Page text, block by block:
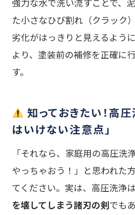
強力な水で洗い流すことで、
た小さなひび割れ（クラック
劣化がはっきりと見えるよう
より、塗装前の補修を正確に
す。
知っておきたい！高圧
はいけない注意点」
「それなら、家庭用の高圧洗
やっちゃおう！」と思われた
てください。実は、高圧洗浄は
を壊してしまう諸刃の剣でも